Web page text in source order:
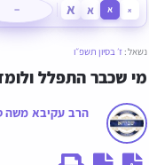
א א א א −
נשאל: ז׳ בסיון תשפ״ו
מי שכבר התפלל
הרב עקיבא משה